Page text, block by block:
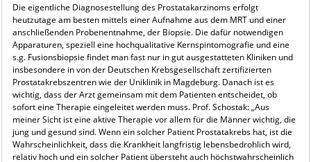
Die eigentliche Diagnosestellung des Prostatakarzinoms erfolgt
heutzutage am besten mittels einer Aufnahme aus dem MRT und einer
anschließenden Probenentnahme, der Biopsie. Die dafür notwendigen
Apparaturen, speziell eine hochqualitative Kernspintomografie und eine
s.g. Fusionsbiopsie findet man fast nur in gut ausgestatteten Kliniken und
insbesondere in von der Deutschen Krebsgesellschaft zertifizierten
Prostatakrebszentren wie der Uniklinik in Magdeburg. Danach ist es
wichtig, dass der Arzt gemeinsam mit dem Patienten entscheidet, ob
sofort eine Therapie eingeleitet werden muss. Prof. Schostak: „Aus
meiner Sicht ist eine aktive Therapie vor allem für die Männer wichtig, die
jung und gesund sind. Wenn ein solcher Patient Prostatakrebs hat, ist die
Wahrscheinlichkeit, dass die Krankheit langfristig lebensbedrohlich wird,
relativ hoch und ein solcher Patient übersteht auch höchstwahrscheinlich